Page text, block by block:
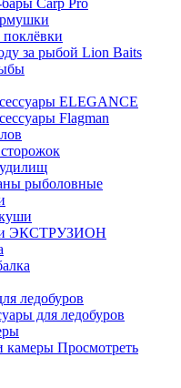
Carp Pro
за рыбой Lion Baits
ELEGANCE
Flagman
рыболовные
ЭКСТРУЗИОН
ледобуров
для ледобуров
камеры Просмотреть